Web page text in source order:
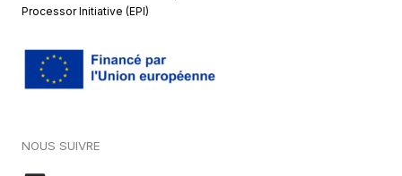
Processor Initiative (EPI)
NOUS SUIVRE